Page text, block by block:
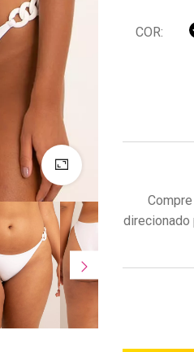
COR:
direcionado